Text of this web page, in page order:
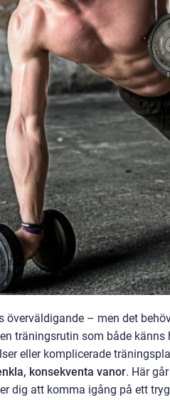
överväldigande – men det
träningsrutin som både
eller komplicerade
konsekventa vanor. Här
dig att komma igång på ett